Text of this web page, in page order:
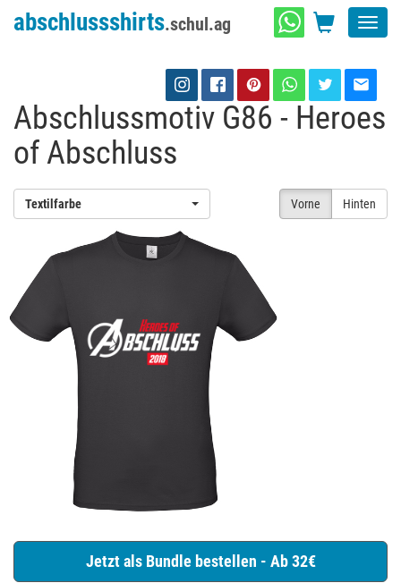
abschlussshirts.schul.ag
Abschlussmotiv G86 - Heroes
of Abschluss
Vorne Hinten
Textilfarbe
Jetzt als Bundle bestellen - Ab 32€